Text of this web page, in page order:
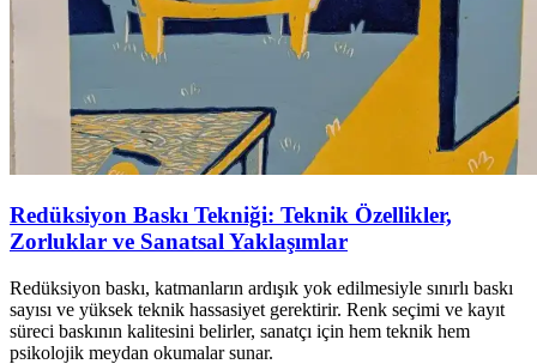
Redüksiyon Baskı Tekniği: Teknik Özellikler,
Zorluklar ve Sanatsal Yaklaşımlar
Redüksiyon baskı, katmanların ardışık yok edilmesiyle sınırlı baskı
sayısı ve yüksek teknik hassasiyet gerektirir. Renk seçimi ve kayıt
süreci baskının kalitesini belirler, sanatçı için hem teknik hem
psikolojik meydan okumalar sunar.